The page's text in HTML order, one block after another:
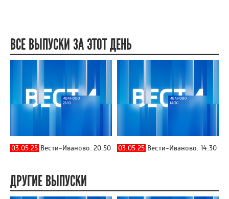
ВСЕ ВЫПУСКИ ЗА ЭТОТ ДЕНЬ
03.05.25 Вести-Иваново. 20:50 03.05.25 Вести-Иваново. 14:30
ДРУГИЕ ВЫПУСКИ